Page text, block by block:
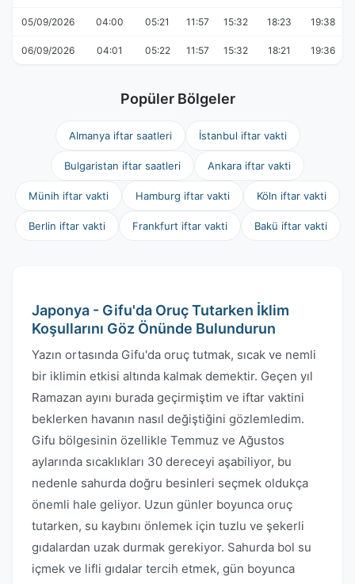
05/09/2026 04:00 05:21 11:57 15:32 18:23 19:38
06/09/2026 04:01 05:22 11:57 15:32 18:21 19:36
Popüler Bölgeler
Almanya iftar saatleri İstanbul iftar vakti
Bulgaristan iftar saatleri Ankara iftar vakti
Münih iftar vakti Hamburg iftar vakti Köln iftar vakti
Berlin iftar vakti Frankfurt iftar vakti Bakü iftar vakti
Japonya - Gifu'da Oruç Tutarken İklim
Koşullarını Göz Önünde Bulundurun
Yazın ortasında Gifu'da oruç tutmak, sıcak ve nemli
bir iklimin etkisi altında kalmak demektir. Geçen yıl
Ramazan ayını burada geçirmiştim ve iftar vaktini
beklerken havanın nasıl değiştiğini gözlemledim.
Gifu bölgesinin özellikle Temmuz ve Ağustos
aylarında sıcaklıkları 30 dereceyi aşabiliyor, bu
nedenle sahurda doğru besinleri seçmek oldukça
önemli hale geliyor. Uzun günler boyunca oruç
tutarken, su kaybını önlemek için tuzlu ve şekerli
gıdalardan uzak durmak gerekiyor. Sahurda bol su
içmek ve lifli gıdalar tercih etmek, gün boyunca